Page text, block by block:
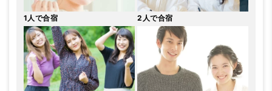
1人で合宿 2人で合宿